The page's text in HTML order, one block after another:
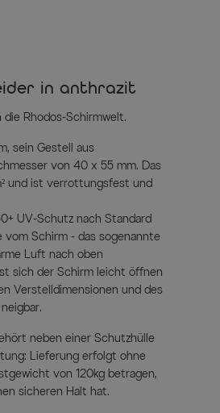
in anthrazit
Rhodos-Schirmwelt.
sein Gestell aus
von 40 x 55 mm. Das
und ist verrottungsfest und
UV-Schutz nach Standard
Schirm - das sogenannte
Luft nach oben
sich der Schirm leicht öffnen
Verstelldimensionen und des
neben einer Schutzhülle
Lieferung erfolgt ohne
von 120kg betragen,
sicheren Halt hat.